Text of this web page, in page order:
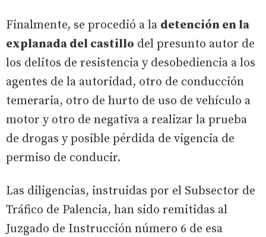
Finalmente, se procedió a la detención en la
explanada del castillo del presunto autor de
los delitos de resistencia y desobediencia a los
agentes de la autoridad, otro de conducción
temeraria, otro de hurto de uso de vehículo a
motor y otro de negativa a realizar la prueba
de drogas y posible pérdida de vigencia de
permiso de conducir.
Las diligencias, instruidas por el Subsector de
Tráfico de Palencia, han sido remitidas al
Juzgado de Instrucción número 6 de esa